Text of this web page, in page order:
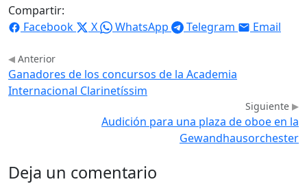
Compartir:
Facebook
X WhatsApp Telegram Email
Anterior
Ganadores de los concursos de la Academia
Internacional Clarinetíssim
Siguiente
Audición para una plaza de oboe en la
Gewandhausorchester
Deja un comentario